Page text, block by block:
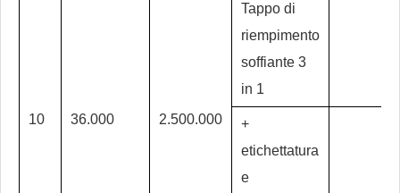
10 36.000 2.500.000
Tappo di
riempimento
soffiante 3
in 1
+
etichettatura
e